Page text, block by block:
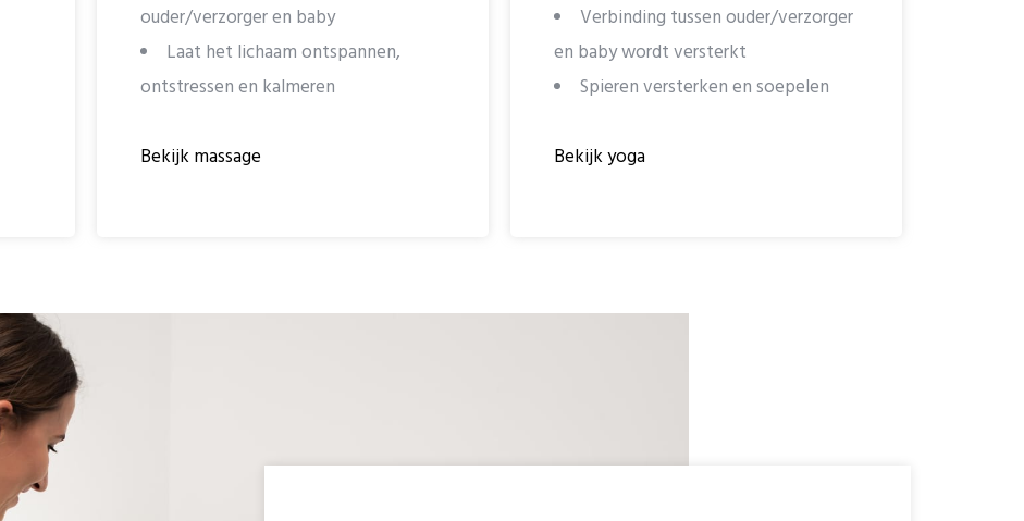
ouder/verzorger en baby
Laat het lichaam ontspannen,
ontstressen en kalmeren
Bekijk massage
Verbinding tussen ouder/verzorger
en baby wordt versterkt
Spieren versterken en soepelen
Bekijk yoga